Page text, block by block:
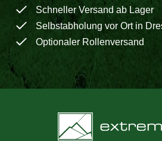
Schneller Versand ab Lager
Selbstabholung vor Ort in
Optionaler Rollenversand